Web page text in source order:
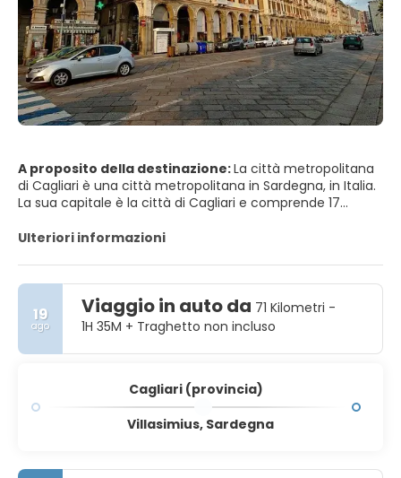
A proposito della destinazione:La città metropolitana
di Cagliari è una città metropolitana in Sardegna, in Italia.
La sua capitale è la città di Cagliari e comprende 17
la Provincia di Cagliari. L'attuale presidente è il sindaco di
432.000. Questa cifra può aumentare a causa del
pendolarismo nell'area urbana funzionale a circa 477.000
Ulteriori informazioni
19
ago
Viaggio in auto da 71 Kilometri -
1H 35M + Traghetto non incluso
Cagliari (provincia)
Villasimius, Sardegna